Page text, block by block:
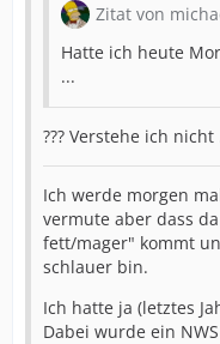
Zitat von
Hatte ich heute
...
??? Verstehe ich nicht
Ich werde morgen
vermute aber dass
fett/mager" kommt
schlauer bin.
Ich hatte ja (letztes
Dabei wurde ein